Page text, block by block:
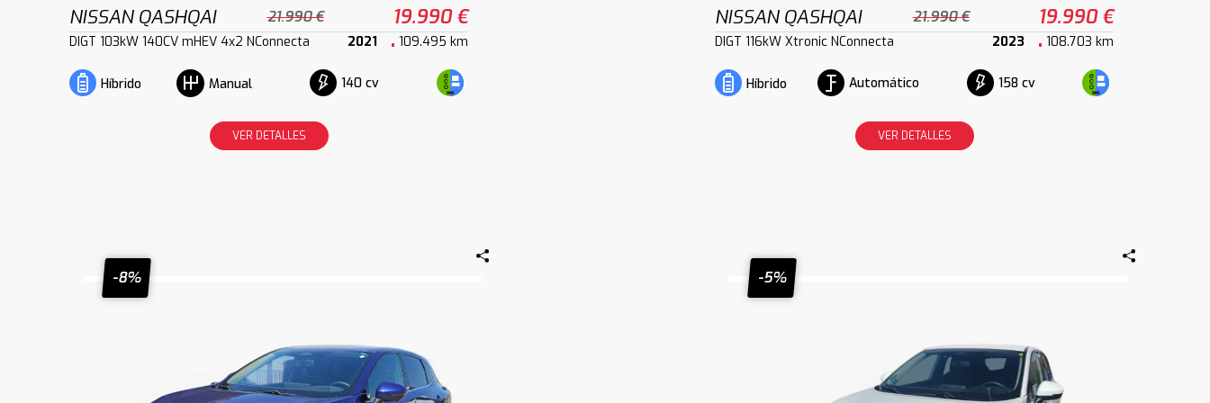
NISSAN QASHQAI 21.990 € 19.990 €
DIGT 103kW 140CV mHEV 4x2 NConnecta 2021 109.495 km
Híbrido Manual 140 cv
VER DETALLES
NISSAN QASHQAI 21.990 € 19.990 €
DIGT 116kW Xtronic NConnecta 2023 108.703 km
Híbrido Automático 158 cv
VER DETALLES
-8% -5%